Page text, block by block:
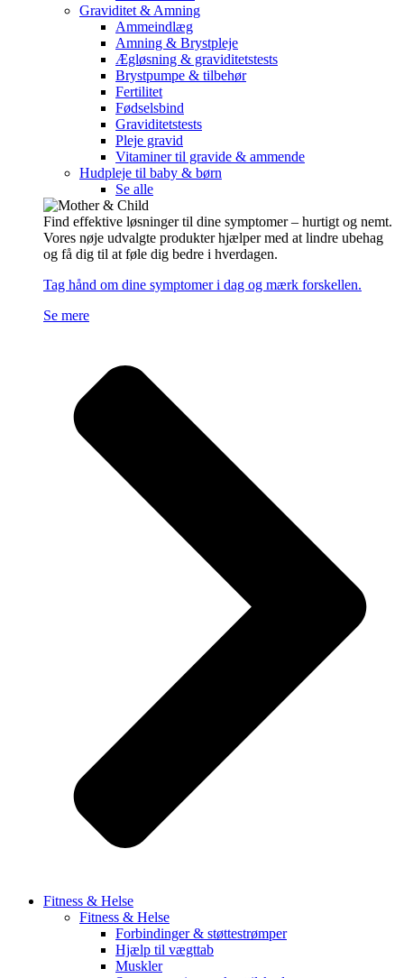
Graviditet & Amning
Ammeindlæg
Amning & Brystpleje
Ægløsning & graviditetstests
Brystpumpe & tilbehør
Fertilitet
Fødselsbind
Graviditetstests
Pleje gravid
Vitaminer til gravide & ammende
Hudpleje til baby & børn
Se alle
Find effektive løsninger til dine symptomer – hurtigt og nemt.
Vores nøje udvalgte produkter hjælper med at lindre ubehag
og få dig til at føle dig bedre i hverdagen.
Tag hånd om dine symptomer i dag og mærk forskellen.
Se mere
Fitness & Helse
Fitness & Helse
Forbindinger & støttestrømper
Hjælp til vægttab
Muskler